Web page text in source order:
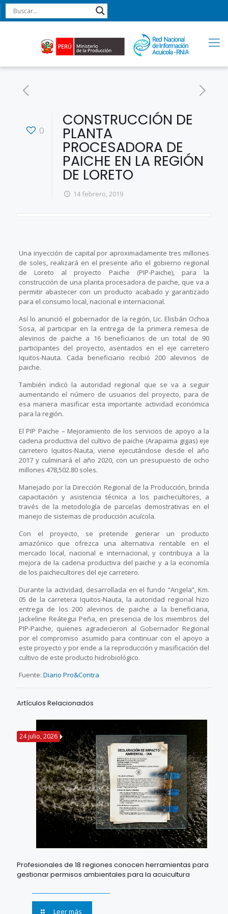
0
CONSTRUCCIÓN DE
PLANTA
PROCESADORA DE
PAICHE EN LA REGIÓN
DE LORETO
14 febrero, 2019
Una inyección de capital por aproximadamente tres millones
de soles, realizará en el presente año el gobierno regional
de Loreto al proyecto Paiche (PIP-Paiche), para la
construcción de una planta procesadora de paiche, que va a
permitir abastecer con un producto acabado y garantizado
para el consumo local, nacional e internacional.
Así lo anunció el gobernador de la región, Lic. Elisbán Ochoa
Sosa, al participar en la entrega de la primera remesa de
alevinos de paiche a 16 beneficiarios de un total de 90
participantes del proyecto, asentados en el eje carretero
Iquitos-Nauta. Cada beneficiario recibió 200 alevinos de
paiche.
También indicó la autoridad regional que se va a seguir
aumentando el número de usuarios del proyecto, para de
esa manera masificar esta importante actividad económica
para la región.
El PIP Paiche – Mejoramiento de los servicios de apoyo a la
cadena productiva del cultivo de paiche (Arapaima gigas) eje
carretero Iquitos-Nauta, viene ejecutándose desde el año
2017 y culminará el año 2020, con un presupuesto de ocho
millones 478,502.80 soles.
Manejado por la Dirección Regional de la Producción, brinda
capacitación y asistencia técnica a los paichecultores, a
través de la metodología de parcelas demostrativas en el
manejo de sistemas de producción acuícola.
Con el proyecto, se pretende generar un producto
amazónico que ofrezca una alternativa rentable en el
mercado local, nacional e internacional, y contribuya a la
mejora de la cadena productiva del paiche y a la economía
de los paichecultores del eje carretero.
Durante la actividad, desarrollada en el fundo “Angela”, Km.
05 de la carretera Iquitos-Nauta, la autoridad regional hizo
entrega de los 200 alevinos de paiche a la beneficiaria,
Jackeline Reátegui Peña, en presencia de los miembros del
PIP-Paiche, quienes agradecieron al Gobernador Regional
por el compromiso asumido para continuar con el apoyo a
este proyecto y por ende a la reproducción y masificación del
cultivo de este producto hidrobiológico.
Fuente: Diario Pro&Contra
Artículos Relacionados
24 julio, 2026
Profesionales de 18 regiones conocen herramientas para
gestionar permisos ambientales para la acuicultura
Leer más